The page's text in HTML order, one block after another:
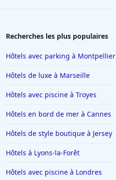
Recherches les plus populaires
Hôtels avec parking à Montpellier
Hôtels de luxe à Marseille
Hôtels avec piscine à Troyes
Hôtels en bord de mer à Cannes
Hôtels de style boutique à Jersey
Hôtels à Lyons-la-Forêt
Hôtels avec piscine à Londres